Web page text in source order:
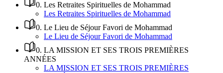
0. Les Retraites Spirituelles de Mohammad
Les Retraites Spirituelles de Mohammad
0. Le Lieu de Séjour Favori de Mohammad
Le Lieu de Séjour Favori de Mohammad
0. LA MISSION ET SES TROIS PREMIÈRES
ANNÉES
LA MISSION ET SES TROIS PREMIÈRES